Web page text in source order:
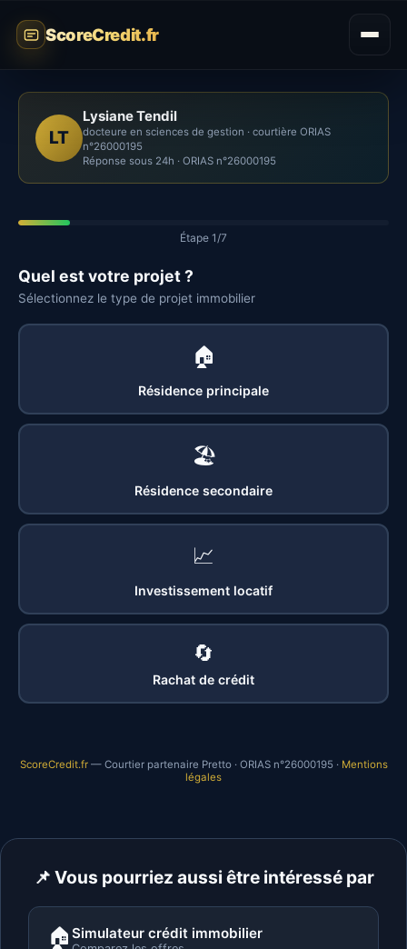
ScoreCredit.fr
LT
Lysiane Tendil
docteure en sciences de gestion · courtière ORIAS
n°26000195
Réponse sous 24h · ORIAS n°26000195
Étape 1/7
Quel est votre projet ?
Sélectionnez le type de projet immobilier
🏠
Résidence principale
🏖️
Résidence secondaire
📈
Investissement locatif
🔄
Rachat de crédit
ScoreCredit.fr— Courtier partenaire Pretto · ORIAS n°26000195 · Mentions
légales
📌 Vous pourriez aussi être intéressé par
🏠 Simulateur crédit immobilier